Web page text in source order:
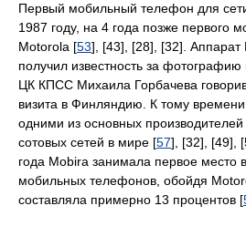
Первый мобильный телефон для
1987 году, на 4 года позже первого
Motorola [53], [43], [28], [32]. Аппарат
получил известность за фотографию
ЦК КПСС Михаила Горбачева
визита в Финляндию. К тому
одними из основных
сотовых сетей в мире [57], [32], [49],
года Mobira занимала первое место
мобильных телефонов, обойдя
составляла примерно 13 процентов [